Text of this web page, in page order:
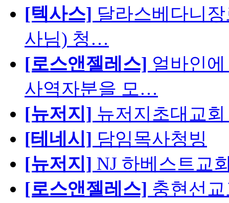
[텍사스] 달라스베다니
사님) 청…
[로스앤젤레스] 얼바인
사역자분을 모…
[뉴저지] 뉴저지초대교
[테네시] 담임목사청빙
[뉴저지] NJ 하베스트교
[로스앤젤레스] 충현선